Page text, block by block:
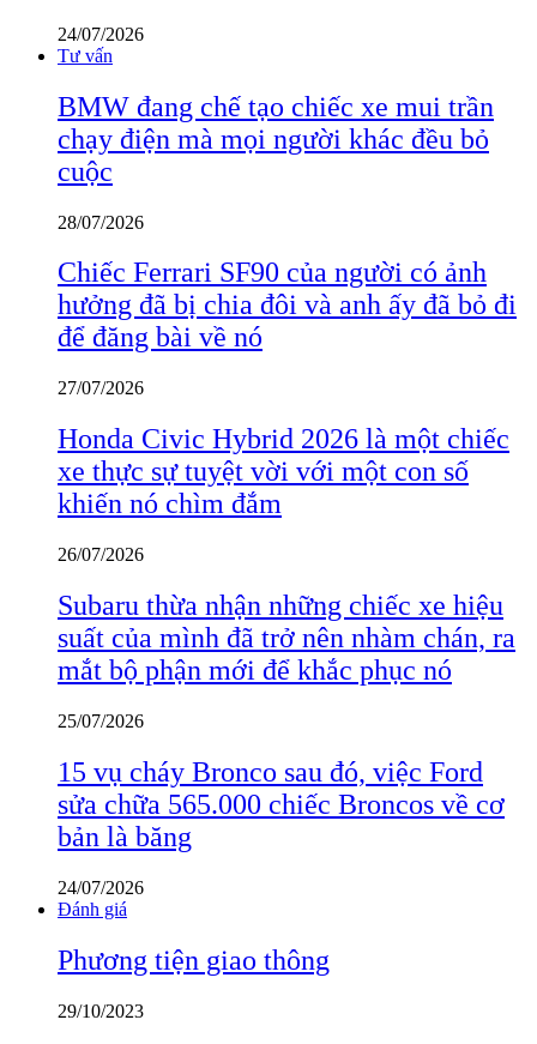
24/07/2026
Tư vấn
BMW đang chế tạo chiếc xe mui trần
chạy điện mà mọi người khác đều bỏ
cuộc
28/07/2026
Chiếc Ferrari SF90 của người có ảnh
hưởng đã bị chia đôi và anh ấy đã bỏ đi
để đăng bài về nó
27/07/2026
Honda Civic Hybrid 2026 là một chiếc
xe thực sự tuyệt vời với một con số
khiến nó chìm đắm
26/07/2026
Subaru thừa nhận những chiếc xe hiệu
suất của mình đã trở nên nhàm chán, ra
mắt bộ phận mới để khắc phục nó
25/07/2026
15 vụ cháy Bronco sau đó, việc Ford
sửa chữa 565.000 chiếc Broncos về cơ
bản là băng
24/07/2026
Đánh giá
Phương tiện giao thông
29/10/2023